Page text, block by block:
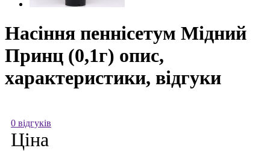
Насіння пеннісетум Мідний
Принц (0,1г) опис,
характеристики, відгуки
0 відгуків
Ціна